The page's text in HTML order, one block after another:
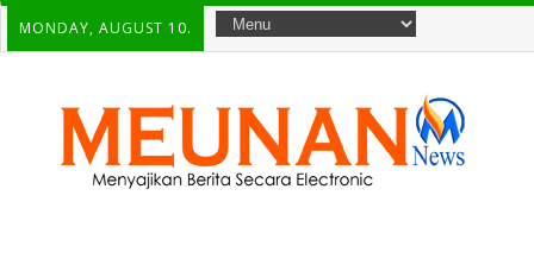
MONDAY, AUGUST 10.